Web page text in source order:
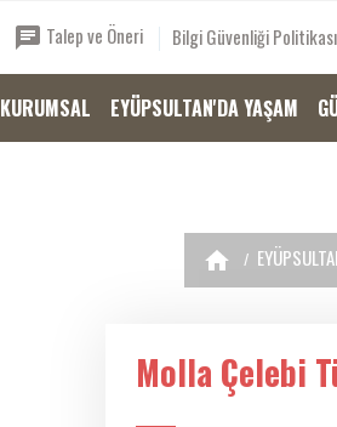
Talep ve Öneri Bilgi Güvenliği Politikası
KURUMSAL EYÜPSULTAN'DA YAŞAM
Molla Çelebi